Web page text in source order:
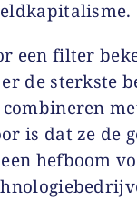
een filter
de sterkste
is dat ze de
hefboom